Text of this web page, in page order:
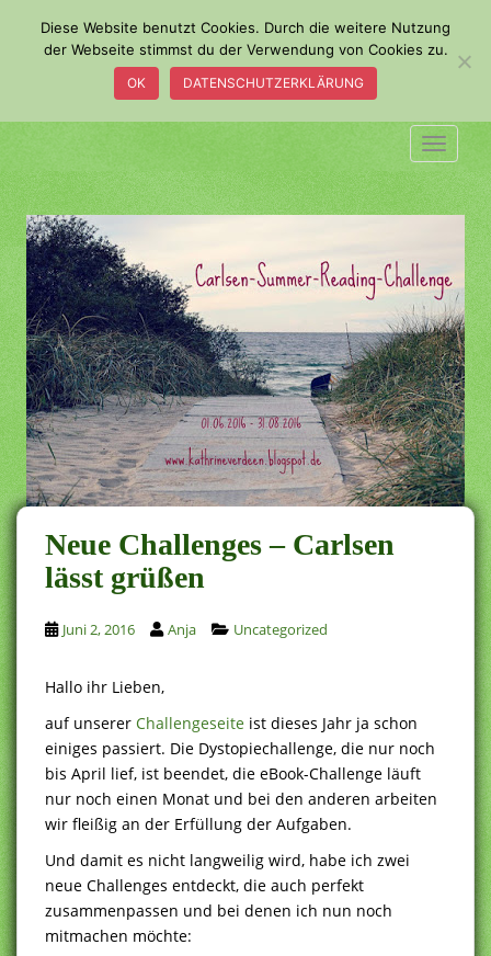
a
i
n
c
o
n
t
e
n
t
Neue Challenges – Carlsen
lässt grüßen
Juni 2, 2016 Anja Uncategorized
Hallo ihr Lieben,
auf unserer Challengeseite ist dieses Jahr ja schon
einiges passiert. Die Dystopiechallenge, die nur noch
bis April lief, ist beendet, die eBook-Challenge läuft
nur noch einen Monat und bei den anderen arbeiten
wir fleißig an der Erfüllung der Aufgaben.
Und damit es nicht langweilig wird, habe ich zwei
neue Challenges entdeckt, die auch perfekt
zusammenpassen und bei denen ich nun noch
mitmachen möchte:
Diese Website benutzt Cookies. Durch die weitere Nutzung
der Webseite stimmst du der Verwendung von Cookies zu.
OK DATENSCHUTZERKLÄRUNG